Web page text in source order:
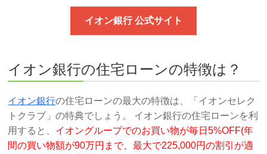
イオン銀行 公式サイト
イオン銀行の住宅ローンの特徴は？
イオン銀行の住宅ローンの最大の特徴は、「イオンセレク
トクラブ」の特典でしょう。 イオン銀行の住宅ローンを利
用すると、 イオングループでのお買い物が毎日5%OFF(年
間の買い物額が90万円まで、最大で225,000円の割引が適